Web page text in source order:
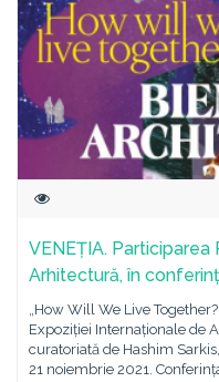
VENEȚIA.
Arhitectură, în
„How Will We Live
Expoziției Internaționale de
curatoriată de Hashim
21 noiembrie 2021.